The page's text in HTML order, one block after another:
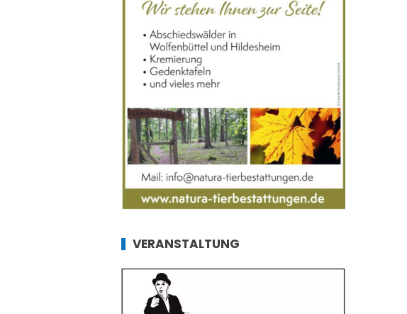
VERANSTALTUNG